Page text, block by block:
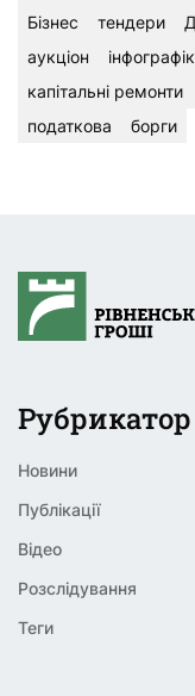
Бізнес
тендери
аукціон
капітальні ремонти
податкова
борги
Рубрикатор
Новини
Публікації
Відео
Розслідування
Теги